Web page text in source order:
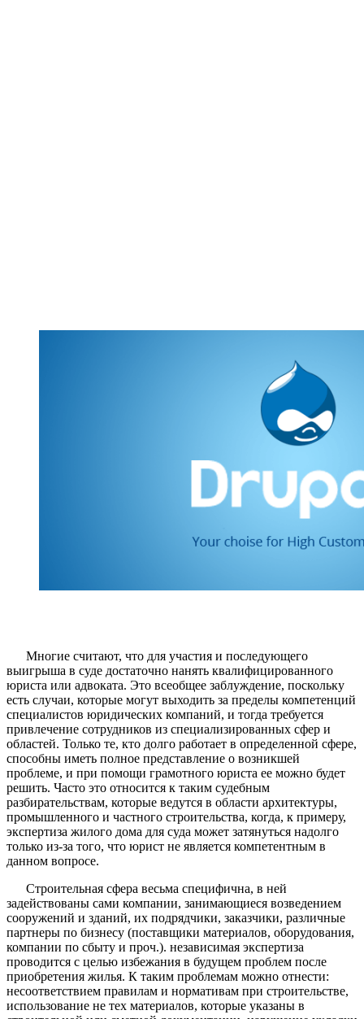
Многие считают, что для участия и последующего
выигрыша в суде достаточно нанять квалифицированного
юриста или адвоката. Это всеобщее заблуждение, поскольку
есть случаи, которые могут выходить за пределы компетенций
специалистов юридических компаний, и тогда требуется
привлечение сотрудников из специализированных сфер и
областей. Только те, кто долго работает в определенной сфере,
способны иметь полное представление о возникшей
проблеме, и при помощи грамотного юриста ее можно будет
решить. Часто это относится к таким судебным
разбирательствам, которые ведутся в области архитектуры,
промышленного и частного строительства, когда, к примеру,
экспертиза жилого дома для суда может затянуться надолго
только из-за того, что юрист не является компетентным в
данном вопросе.
Строительная сфера весьма специфична, в ней
задействованы сами компании, занимающиеся возведением
сооружений и зданий, их подрядчики, заказчики, различные
партнеры по бизнесу (поставщики материалов, оборудования,
компании по сбыту и проч.). независимая экспертиза
проводится с целью избежания в будущем проблем после
приобретения жилья. К таким проблемам можно отнести:
несоответствием правилам и нормативам при строительстве,
использование не тех материалов, которые указаны в